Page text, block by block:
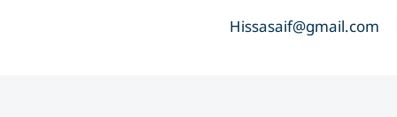
Hissasaif@gmail.com